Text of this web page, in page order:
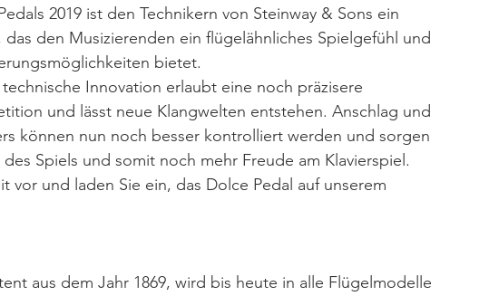
2019 ist den Technikern von Steinway & Sons ein
den Musizierenden ein flügelähnliches Spielgefühl und
bietet.
Innovation erlaubt eine noch präzisere
und lässt neue Klangwelten entstehen. Anschlag und
können nun noch besser kontrolliert werden und sorgen
Spiels und somit noch mehr Freude am Klavierspiel.
vor und laden Sie ein, das Dolce Pedal auf unserem
aus dem Jahr 1869, wird bis heute in alle Flügelmodelle